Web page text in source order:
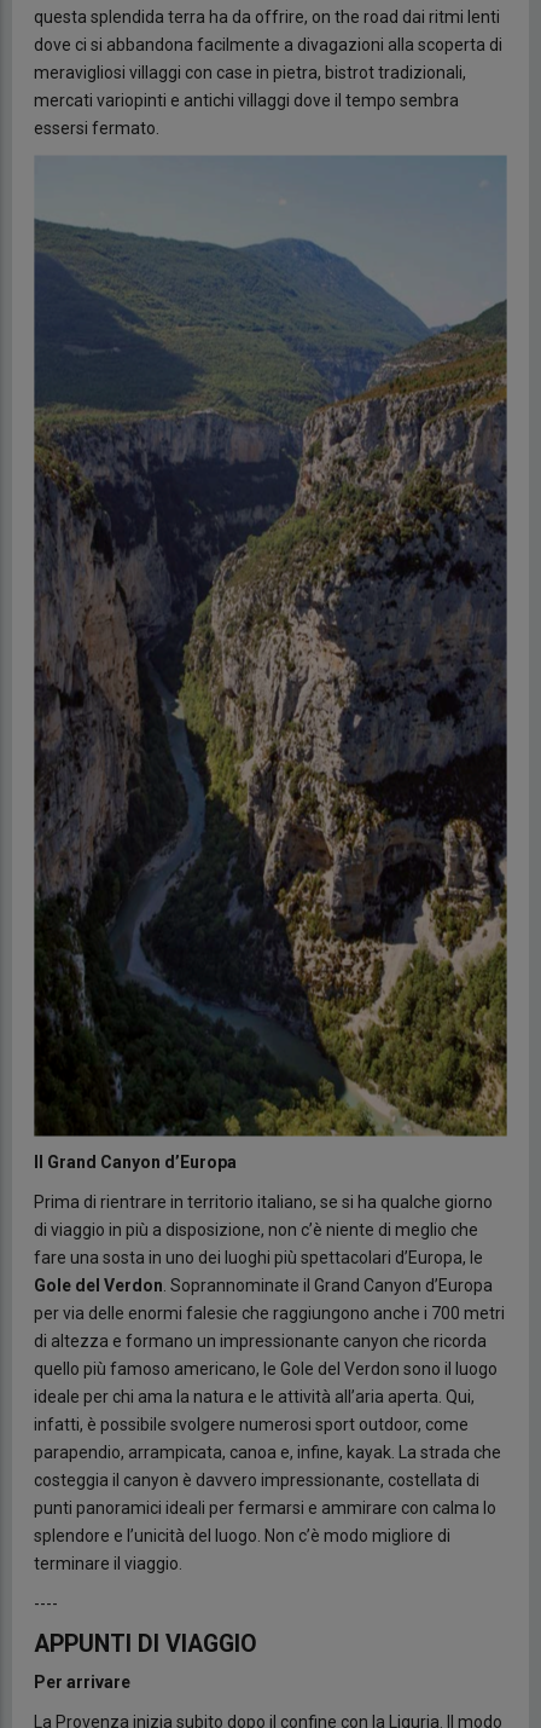
questa splendida terra ha da offrire, on the road dai ritmi lenti
dove ci si abbandona facilmente a divagazioni alla scoperta di
meravigliosi villaggi con case in pietra, bistrot tradizionali,
mercati variopinti e antichi villaggi dove il tempo sembra
essersi fermato.
Il Grand Canyon d’Europa
Prima di rientrare in territorio italiano, se si ha qualche giorno
di viaggio in più a disposizione, non c’è niente di meglio che
fare una sosta in uno dei luoghi più spettacolari d’Europa, le
Gole del Verdon . Soprannominate il Grand Canyon d’Europa
per via delle enormi falesie che raggiungono anche i 700 metri
di altezza e formano un impressionante canyon che ricorda
quello più famoso americano, le Gole del Verdon sono il luogo
ideale per chi ama la natura e le attività all’aria aperta. Qui,
infatti, è possibile svolgere numerosi sport outdoor, come
parapendio, arrampicata, canoa e, infine, kayak. La strada che
costeggia il canyon è davvero impressionante, costellata di
punti panoramici ideali per fermarsi e ammirare con calma lo
splendore e l’unicità del luogo. Non c’è modo migliore di
terminare il viaggio.
----
APPUNTI DI VIAGGIO
Per arrivare
La Provenza inizia subito dopo il confine con la Liguria. Il modo